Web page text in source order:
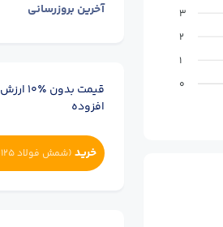
3
2
1
0
آخرین بروزرسانی
قیمت بدون ٪۱۰ ارزش
افزوده
خرید (شمش فولاد 125*125 قم-القایی